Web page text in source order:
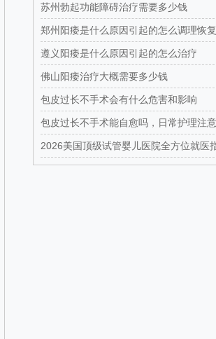
苏州勃起功能障碍治疗需要多少钱
郑州阳痿是什么原因引起的怎么调理恢复
遵义阳痿是什么原因引起的怎么治疗
佛山阳痿治疗大概需要多少钱
包皮过长不手术会有什么危害和影响
包皮过长不手术能自愈吗，日常护理注意
什么
2026美国顶级试管婴儿医院全方位就医
南